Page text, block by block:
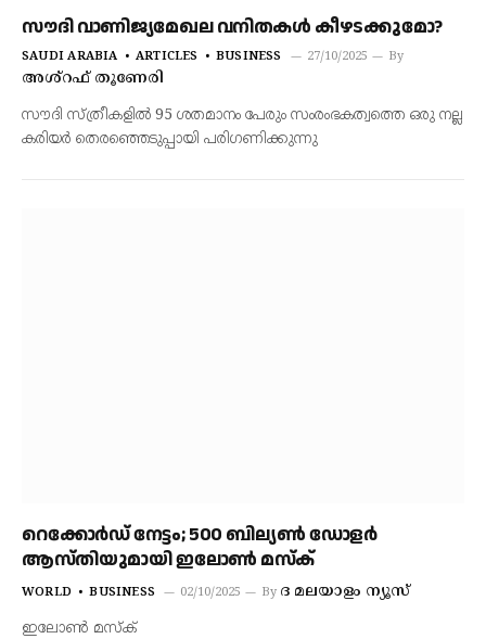
സൗദി വാണിജ്യമേഖല വനിതകള്‍ കീഴടക്കുമോ?
SAUDI ARABIA ARTICLES BUSINESS 27/10/2025 By
അശ്‌റഫ് തൂണേരി
സൗദി സ്ത്രീകളില്‍ 95 ശതമാനം പേരും സംരംഭകത്വത്തെ ഒരു നല്ല
കരിയര്‍ തെരഞ്ഞെടുപ്പായി പരിഗണിക്കുന്നു
റെക്കോർഡ് നേട്ടം; 500 ബില്യൺ ഡോളർ
ആസ്തിയുമായി ഇലോൺ മസ്ക്
WORLD BUSINESS 02/10/2025 By ദ മലയാളം ന്യൂസ്
ഇലോൺ മസ്ക്